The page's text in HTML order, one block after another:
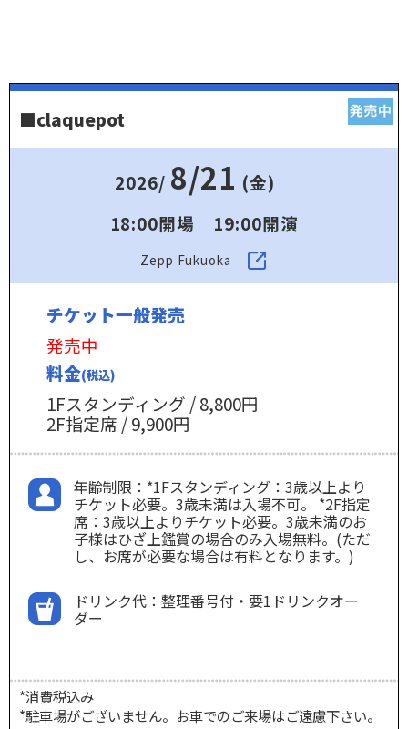
■claquepot
2026/ 8/21 (金)
18:00開場 19:00開演
Zepp Fukuoka
チケット一般発売
発売中
料金(税込)
1Fスタンディング / 8,800円
2F指定席 / 9,900円
年齢制限：*1Fスタンディング：3歳以上より
チケット必要。3歳未満は入場不可。 *2F指定
席：3歳以上よりチケット必要。3歳未満のお
子様はひざ上鑑賞の場合のみ入場無料。(ただ
し、お席が必要な場合は有料となります。)
ドリンク代：整理番号付・要1ドリンクオー
ダー
*消費税込み
*駐車場がございません。お車でのご来場はご遠慮下さい。